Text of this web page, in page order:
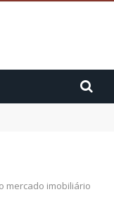
mercado imobiliário